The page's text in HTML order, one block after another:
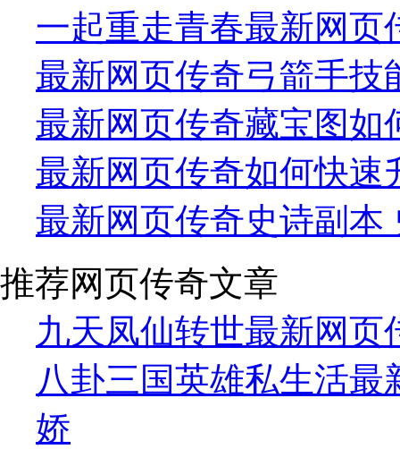
一起重走青春最新网页
最新网页传奇弓箭手技
最新网页传奇藏宝图如
最新网页传奇如何快速
最新网页传奇史诗副本
推荐网页传奇文章
九天凤仙转世最新网
八卦三国英雄私生活
娇